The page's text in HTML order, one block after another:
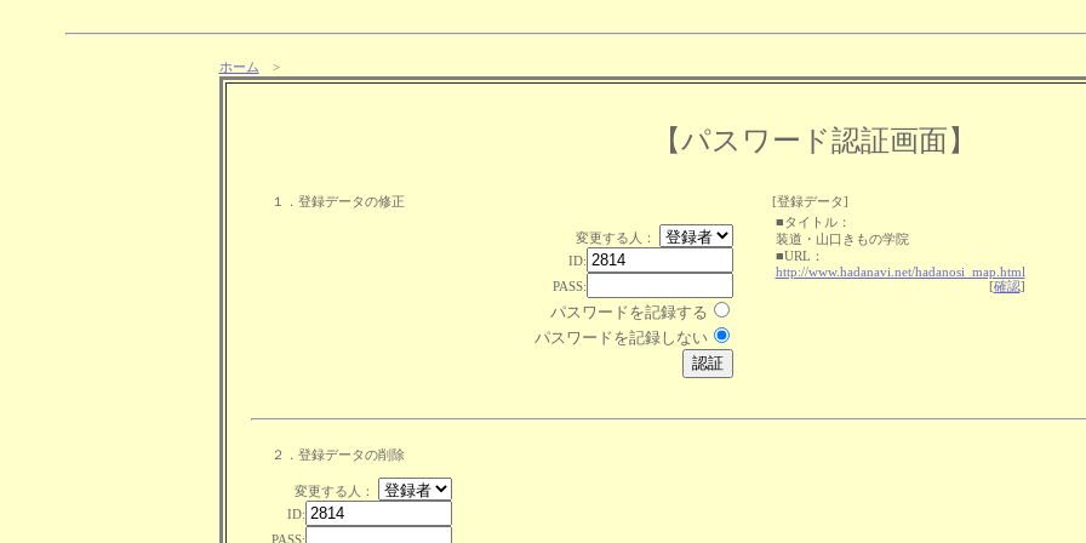
ホーム >
【パスワード認証画面】
１．登録データの修正
変更する人：
ID:
PASS:
パスワードを記録する
パスワードを記録しない
[登録データ]
■タイトル：
装道・山口きもの学院
■URL：
http://www.hadanavi.net/hadanosi_map.html
[確認]
２．登録データの削除
変更する人：
ID: